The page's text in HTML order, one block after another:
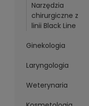
Narzędzia
chirurgiczne z
linii Black Line
Ginekologia
Laryngologia
Weterynaria